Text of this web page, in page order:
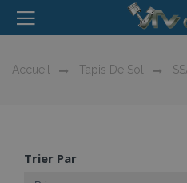
Accueil Tapis De Sol
Trier Par